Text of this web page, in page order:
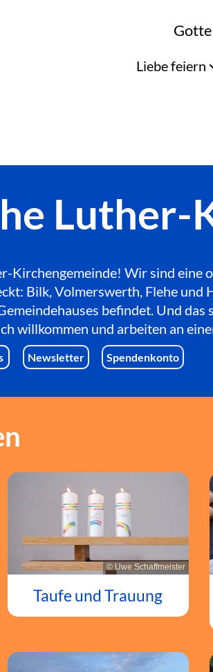
Liebe feiern
Kirchengemeinde! Wir sind eine
Bilk, Volmerswerth, Flehe und
befindet. Und
willkommen und arbeiten an
Newsletter Spendenkonto
© Uwe Schaffmeister
Taufe und Trauung